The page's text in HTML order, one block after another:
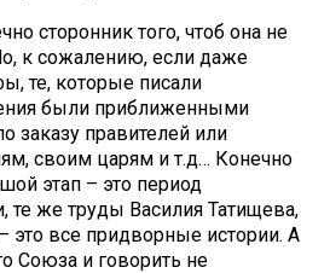
сторонник того, чтоб она не
к сожалению, если даже
те, которые писали
были приближенными
заказу правителей или
своим царям и т.д… Конечно
этап – это период
те же труды Василия Татищева,
это все придворные истории. А
Союза и говорить не